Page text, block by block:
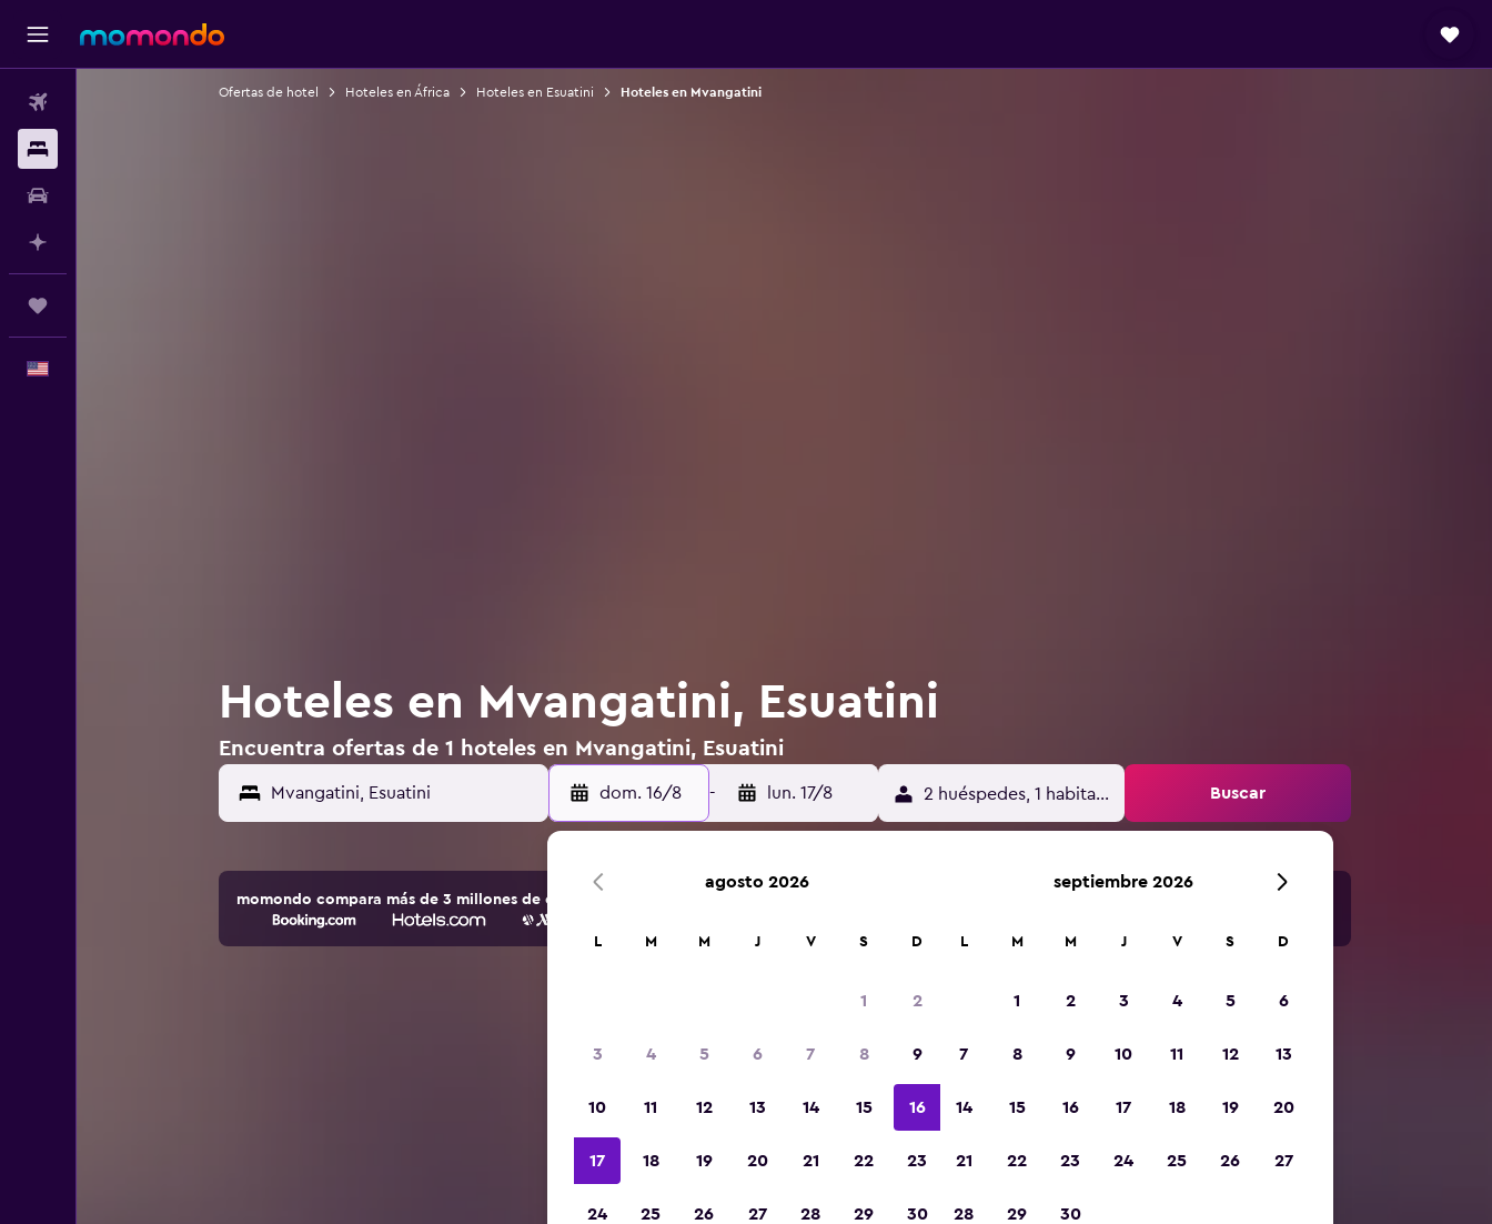
Ofertas de hotel Hoteles en África Hoteles en Esuatini Hoteles en Mvangatini
Hoteles en Mvangatini, Esuatini
Encuentra ofertas de 1 hoteles en Mvangatini, Esuatini
dom. 16/8 - lun. 17/8 2 huéspedes, 1 habitación Buscar
momondo compara más de 3 millones de opciones de hoteles y alojamientos.
agosto 2026
L M M J V S D
1 2
3 4 5 6 7 8 9
10 11 12 13 14 15 16
17 18 19 20 21 22 23
24 25 26 27 28 29 30
septiembre 2026
L M M J V S D
1 2 3 4 5 6
7 8 9 10 11 12 13
14 15 16 17 18 19 20
21 22 23 24 25 26 27
28 29 30